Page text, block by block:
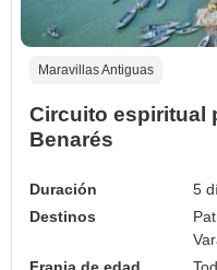
Maravillas Antiguas
Circuito espiritual
Benarés
Duración
5
Destinos